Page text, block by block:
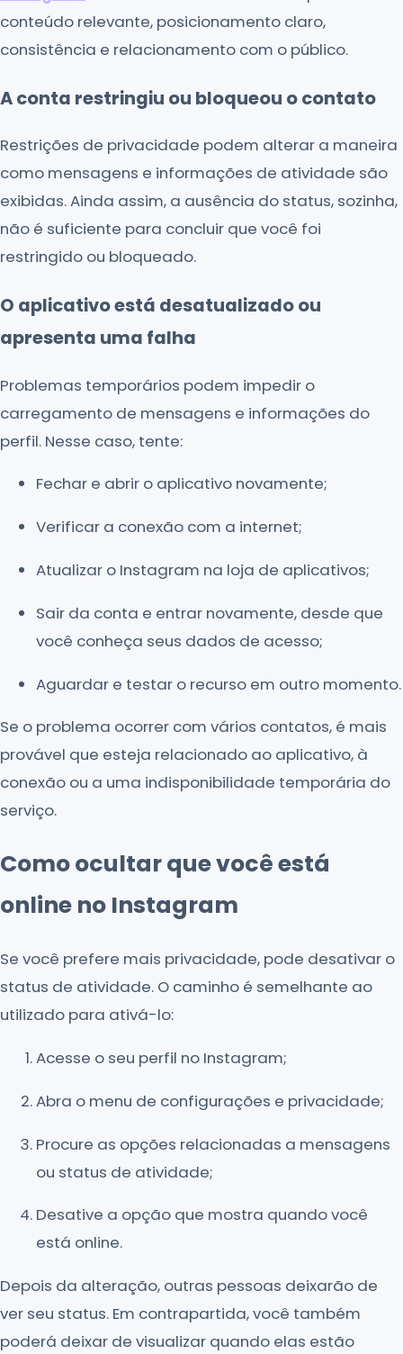
conteúdo relevante, posicionamento claro,
consistência e relacionamento com o público.
A conta restringiu ou bloqueou o contato
Restrições de privacidade podem alterar a maneira
como mensagens e informações de atividade são
exibidas. Ainda assim, a ausência do status, sozinha,
não é suficiente para concluir que você foi
restringido ou bloqueado.
O aplicativo está desatualizado ou
apresenta uma falha
Problemas temporários podem impedir o
carregamento de mensagens e informações do
perfil. Nesse caso, tente:
Fechar e abrir o aplicativo novamente;
Verificar a conexão com a internet;
Atualizar o Instagram na loja de aplicativos;
Sair da conta e entrar novamente, desde que
você conheça seus dados de acesso;
Aguardar e testar o recurso em outro momento.
Se o problema ocorrer com vários contatos, é mais
provável que esteja relacionado ao aplicativo, à
conexão ou a uma indisponibilidade temporária do
serviço.
Como ocultar que você está
online no Instagram
Se você prefere mais privacidade, pode desativar o
status de atividade. O caminho é semelhante ao
utilizado para ativá-lo:
Acesse o seu perfil no Instagram;
Abra o menu de configurações e privacidade;
Procure as opções relacionadas a mensagens
ou status de atividade;
Desative a opção que mostra quando você
está online.
Depois da alteração, outras pessoas deixarão de
ver seu status. Em contrapartida, você também
poderá deixar de visualizar quando elas estão